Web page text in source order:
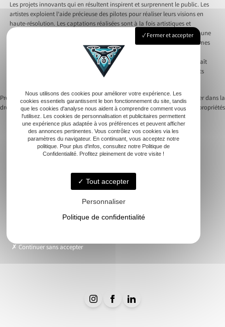
Les projets innovants qui en résultent inspirent et surprennent le public. Les
artistes exploient l’aide précieuse des pilotes pour réaliser leurs visions en
haute-résolution. Les captations réalisées sont à la fois artistiques et
techniques. Elles fusionnent des éléments visuels puissants pour former une
œuvre harmonieuse. Les drones civils ouvrent la voie à de nouvelles formes
d’art contemporain. Les images aériennes sont ainsi utilisées dans des
installations spectaculaires. Cette synergie entre art et technologie connaît
une croissance rapide. Elle contribue à une nouvelle naissance de projets
Navigation
l’article
Previous:Pourquoi choisir la prise de vue
drone pour votre mariage
Next:L’essor du drone immobilier dans la
vente de propriétés
Immobilier
Vue Aérienne
Événementiels
Suivi de chantier
Fermer et accepter
Nous utilisons des cookies pour améliorer votre expérience. Les
cookies essentiels garantissent le bon fonctionnement du site, tandis
que les cookies d'analyse nous aident à comprendre comment vous
l'utilisez. Les cookies de personnalisation et publicitaires permettent
une expérience plus adaptée à vos préférences et peuvent afficher
des annonces pertinentes. Vous contrôlez vos cookies via les
paramètres du navigateur. En continuant, vous acceptez notre
politique. Pour plus d'infos, consultez notre Politique de
Confidentialité. Profitez pleinement de votre visite !
Tout accepter
Personnaliser
Politique de confidentialité
Continuer sans accepter